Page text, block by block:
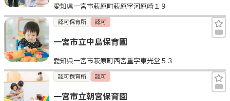
愛知県一宮市萩原町萩原字河原崎１９
認可保育所 認可
一宮市立中島保育園
愛知県一宮市萩原町西宮重字東光堂５３
認可保育所 認可
一宮市立朝宮保育園